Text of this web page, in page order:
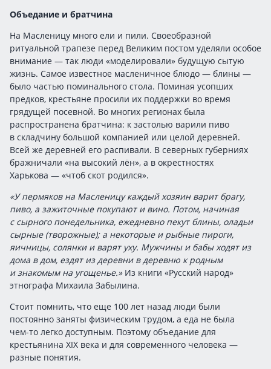
Объедание и братчина
На Масленицу много ели и пили. Своеобразной
ритуальной трапезе перед Великим постом уделяли особое
внимание — так люди «моделировали» будущую сытую
жизнь. Самое известное масленичное блюдо — блины —
было частью поминального стола. Поминая усопших
предков, крестьяне просили их поддержки во время
грядущей посевной. Во многих регионах была
распространена братчина: к застолью варили пиво
в складчину большой компанией или целой деревней.
Всей же деревней его распивали. В северных губерниях
бражничали «на высокий лён», а в окрестностях
Харькова — «чтоб скот родился».
«У пермяков на Масленицу каждый хозяин варит брагу,
пиво, а зажиточные покупают и вино. Потом, начиная
с сырного понедельника, ежедневно пекут блины, оладьи
сырные (творожные); а некоторые и рыбные пироги,
яичницы, солянки и варят уху. Мужчины и бабы ходят из
дома в дом, ездят из деревни в деревню к родным
и знакомым на угощенье.» Из книги «Русский народ»
этнографа Михаила Забылина.
Стоит помнить, что еще 100 лет назад люди были
постоянно заняты физическим трудом, а еда не была
чем-то легко доступным. Поэтому объедание для
крестьянина XIX века и для современного человека —
разные понятия.